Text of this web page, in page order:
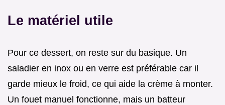
Le matériel utile
Pour ce dessert, on reste sur du basique. Un
saladier en inox ou en verre est préférable car il
garde mieux le froid, ce qui aide la crème à monter.
Un fouet manuel fonctionne, mais un batteur